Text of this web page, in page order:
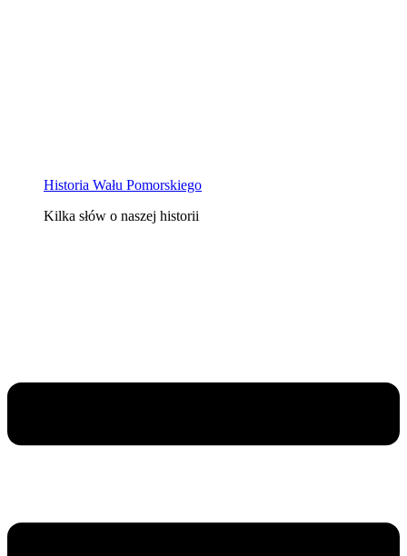
Historia Wału Pomorskiego
Kilka słów o naszej historii